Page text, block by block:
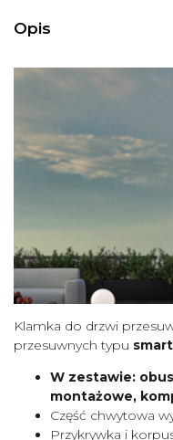
Opis
Klamka do drzwi
przesuwnych typu
W zestawie:
montażowe,
Część chwytowa
Przykrywka i